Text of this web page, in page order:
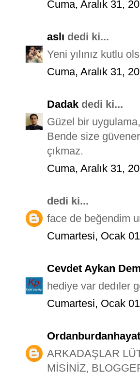
Cuma, Aralık 31,
aslı dedi ki...
Yeni yılınız kutlu
Cuma, Aralık 31,
Dadak dedi ki...
Güzel bir
Bende size
çıkmaz.
Cuma, Aralık 31,
dedi ki...
face de beğendim
Cumartesi, Ocak
Cevdet Aykan
hediye var dedıler
Cumartesi, Ocak
ARKADAŞLAR
MİSİNİZ,